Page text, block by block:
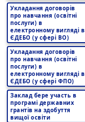
Укладання договорів
про навчання (освітні
послуги) в
електронному вигляді в
ЄДЕБО (у сфері ВО)
Укладання договорів
про навчання (освітні
послуги) в
електронному вигляді в
ЄДЕБО (у сфері ФПО)
Заклад бере участь в
програмі державних
грантів на здобуття
вищої освіти